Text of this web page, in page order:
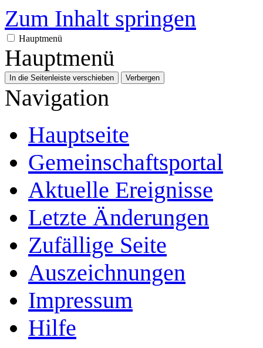
Zum Inhalt springen
Hauptmenü
Hauptmenü
In die Seitenleiste verschieben Verbergen
Navigation
Hauptseite
Gemeinschafts­portal
Aktuelle Ereignisse
Letzte Änderungen
Zufällige Seite
Auszeichnungen
Impressum
Hilfe